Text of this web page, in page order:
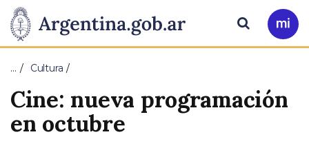
Presidencia
de
la
Nación
Pasar al contenido principal
Ir
a
Buscar
… Cultura
Cine: nueva programación
en octubre